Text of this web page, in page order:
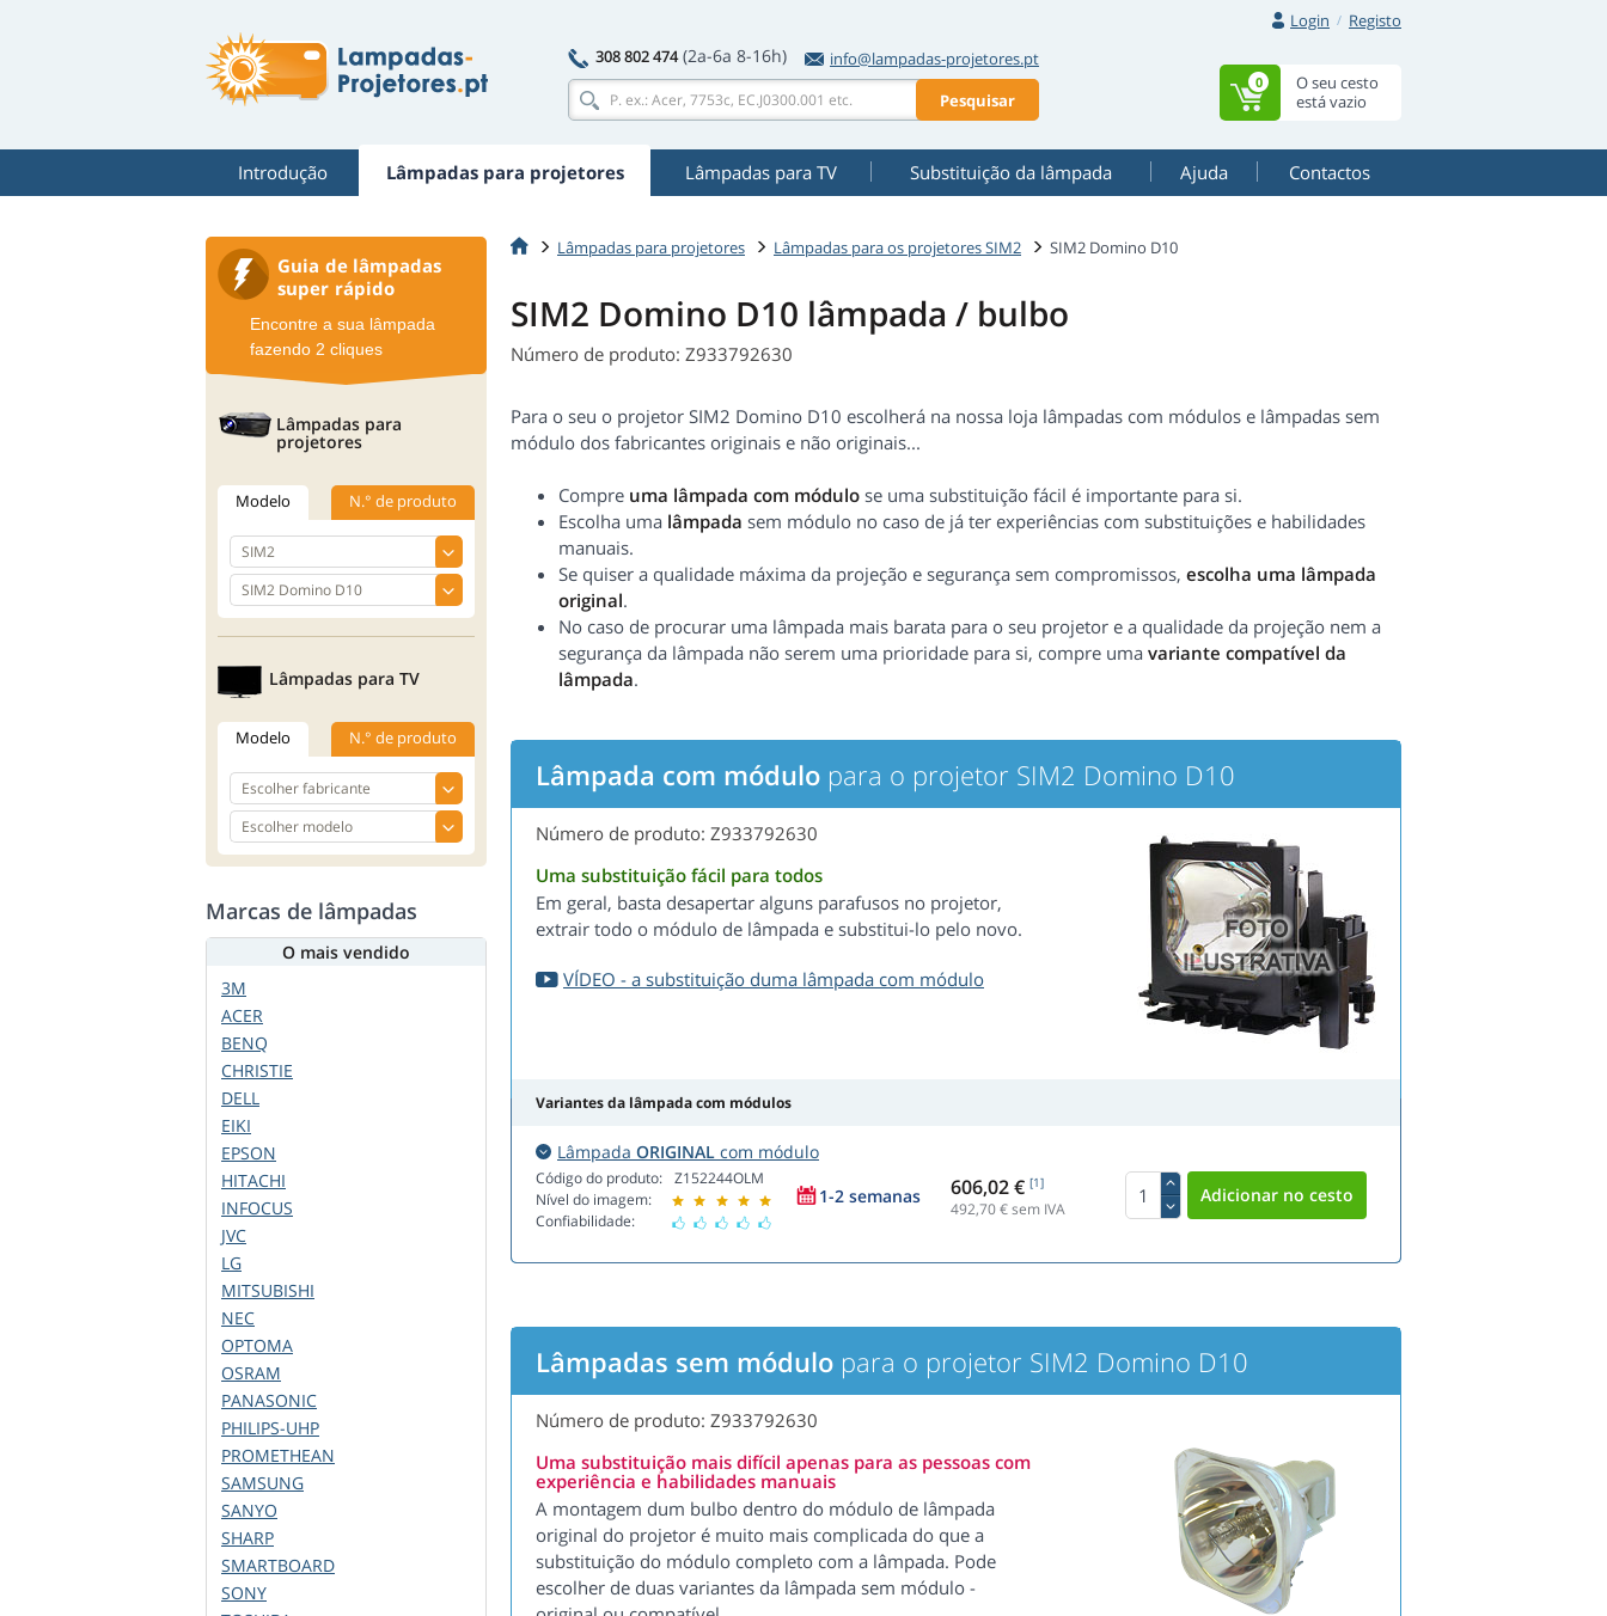
Login
Registo
308 802 474 (2a-6a 8-16h)
info@lampadas-projetores.pt
Pesquisar
O seu cesto
está vazio
0
Introdução Lâmpadas para projetores Lâmpadas para TV Substituição da lâmpada Ajuda Contactos
Lâmpadas para projetores Lâmpadas para os projetores SIM2 SIM2 Domino D10
SIM2 Domino D10 lâmpada / bulbo
Número de produto: Z933792630
Para o seu o projetor SIM2 Domino D10 escolherá na nossa loja lâmpadas com módulos e lâmpadas sem
módulo dos fabricantes originais e não originais...
Compre uma lâmpada com módulo se uma substituição fácil é importante para si.
Escolha uma lâmpada sem módulo no caso de já ter experiências com substituições e habilidades
manuais.
Se quiser a qualidade máxima da projeção e segurança sem compromissos, escolha uma lâmpada
original.
No caso de procurar uma lâmpada mais barata para o seu projetor e a qualidade da projeção nem a
segurança da lâmpada não serem uma prioridade para si, compre uma variante compatível da
lâmpada.
Lâmpada com módulo para o projetor SIM2 Domino D10
Número de produto: Z933792630
Uma substituição fácil para todos
Em geral, basta desapertar alguns parafusos no projetor,
extrair todo o módulo de lâmpada e substitui-lo pelo novo.
VÍDEO - a substituição duma lâmpada com módulo
Variantes da lâmpada com módulos
Lâmpada ORIGINAL com módulo
Código do produto:
Nível do imagem:
Confiabilidade:
Z152244OLM
1-2 semanas 606,02 € [1]
492,70€ sem IVA
Lâmpadas sem módulo para o projetor SIM2 Domino D10
Número de produto: Z933792630
Uma substituição mais difícil apenas para as pessoas com
experiência e habilidades manuais
A montagem dum bulbo dentro do módulo de lâmpada
original do projetor é muito mais complicada do que a
substituição do módulo completo com a lâmpada. Pode
escolher de duas variantes da lâmpada sem módulo -
Guia de lâmpadas
super rápido
Encontre a sua lâmpada
fazendo 2 cliques
Lâmpadas para
projetores
Modelo N.° de produto
Lâmpadas para TV
Modelo N.° de produto
Marcas de lâmpadas
O mais vendido
3M
ACER
BENQ
CHRISTIE
DELL
EIKI
EPSON
HITACHI
INFOCUS
JVC
LG
MITSUBISHI
NEC
OPTOMA
OSRAM
PANASONIC
PHILIPS-UHP
PROMETHEAN
SAMSUNG
SANYO
SHARP
SMARTBOARD
SONY